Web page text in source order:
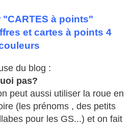
"CARTES à points"
et cartes à points 4
du blog :
pas?
peut aussi utiliser la roue en
(les prénoms , des petits
pour les GS...) et on fait